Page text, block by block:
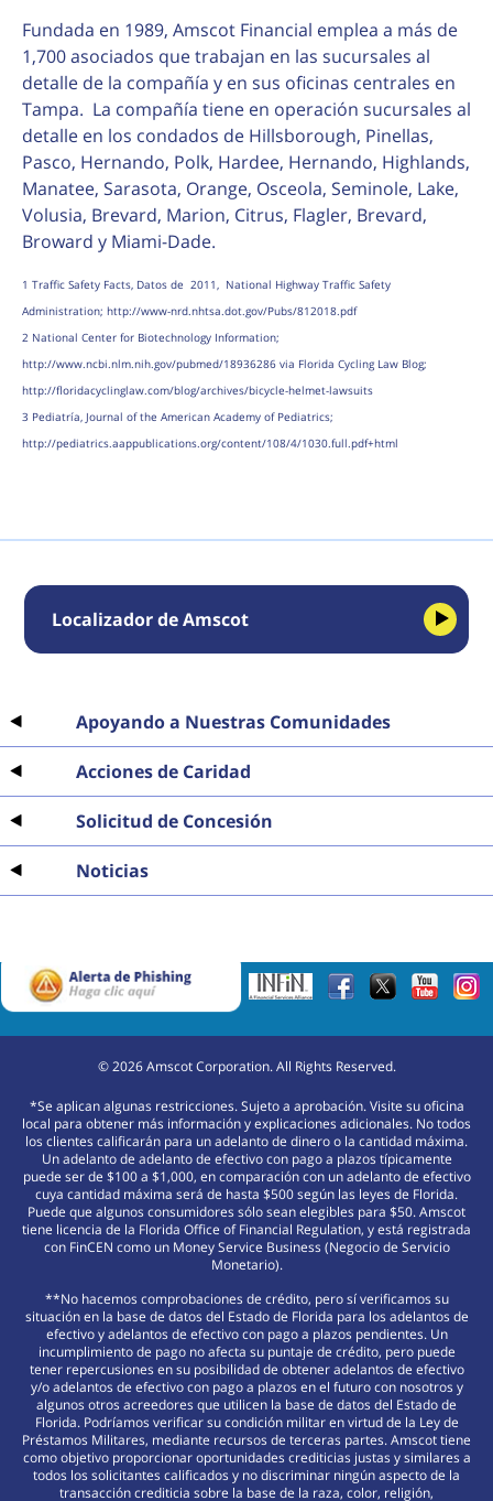
Fundada en 1989, Amscot Financial emplea a más de
1,700 asociados que trabajan en las sucursales al
detalle de la compañía y en sus oficinas centrales en
Tampa. La compañía tiene en operación sucursales al
detalle en los condados de Hillsborough, Pinellas,
Pasco, Hernando, Polk, Hardee, Hernando, Highlands,
Manatee, Sarasota, Orange, Osceola, Seminole, Lake,
Volusia, Brevard, Marion, Citrus, Flagler, Brevard,
Broward y Miami-Dade.
1 Traffic Safety Facts, Datos de 2011, National Highway Traffic Safety
Administration; http://www-nrd.nhtsa.dot.gov/Pubs/812018.pdf
2 National Center for Biotechnology Information;
http://www.ncbi.nlm.nih.gov/pubmed/18936286 via Florida Cycling Law Blog;
http://floridacyclinglaw.com/blog/archives/bicycle-helmet-lawsuits
3 Pediatría, Journal of the American Academy of Pediatrics;
http://pediatrics.aappublications.org/content/108/4/1030.full.pdf+html
Localizador de Amscot
Apoyando a Nuestras Comunidades
Acciones de Caridad
Solicitud de Concesión
Noticias
©2026Amscot Corporation. All Rights Reserved.
*Se aplican algunas restricciones. Sujeto a aprobación. Visite su oficina
local para obtener más información y explicaciones adicionales. No todos
los clientes calificarán para un adelanto de dinero o la cantidad máxima.
Un adelanto de adelanto de efectivo con pago a plazos típicamente
puede ser de $100 a $1,000, en comparación con un adelanto de efectivo
cuya cantidad máxima será de hasta $500 según las leyes de Florida.
Puede que algunos consumidores sólo sean elegibles para $50. Amscot
tiene licencia de la Florida Office of Financial Regulation, y está registrada
con FinCEN como un Money Service Business (Negocio de Servicio
Monetario).
**No hacemos comprobaciones de crédito, pero sí verificamos su
situación en la base de datos del Estado de Florida para los adelantos de
efectivo y adelantos de efectivo con pago a plazos pendientes. Un
incumplimiento de pago no afecta su puntaje de crédito, pero puede
tener repercusiones en su posibilidad de obtener adelantos de efectivo
y/o adelantos de efectivo con pago a plazos en el futuro con nosotros y
algunos otros acreedores que utilicen la base de datos del Estado de
Florida. Podríamos verificar su condición militar en virtud de la Ley de
Préstamos Militares, mediante recursos de terceras partes. Amscot tiene
como objetivo proporcionar oportunidades crediticias justas y similares a
todos los solicitantes calificados y no discriminar ningún aspecto de la
transacción crediticia sobre la base de la raza, color, religión,